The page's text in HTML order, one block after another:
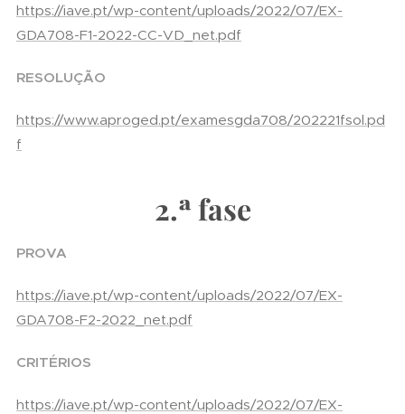
https://iave.pt/wp-content/uploads/2022/07/EX-
GDA708-F1-2022-CC-VD_net.pdf
RESOLUÇÃO
https://www.aproged.pt/examesgda708/202221fsol.pd
f
2.ª fase
PROVA
https://iave.pt/wp-content/uploads/2022/07/EX-
GDA708-F2-2022_net.pdf
CRITÉRIOS
https://iave.pt/wp-content/uploads/2022/07/EX-